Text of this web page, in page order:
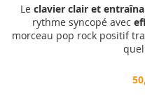
Le clavier clair et
rythme syncopé avec
morceau pop rock positif